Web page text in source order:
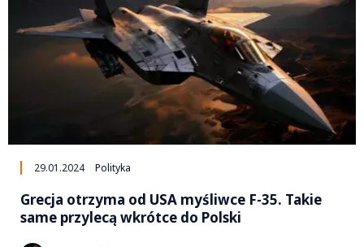
29.01.2024 Polityka
Grecja otrzyma od USA myśliwce F-35. Takie
same przylecą wkrótce do Polski